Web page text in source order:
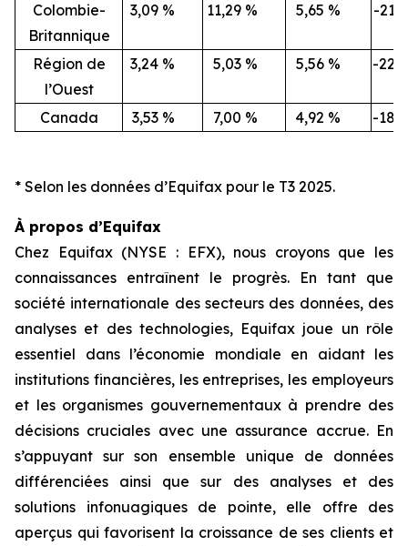
Colombie-
Britannique
3,09 % 11,29 % 5,65 % -
Région de
l’Ouest
3,24 % 5,03 % 5,56 % -
Canada 3,53 % 7,00 % 4,92 % -
* Selon les données d’Equifax pour le T3 2025.
À propos d’Equifax
Chez Equifax (NYSE : EFX), nous croyons que les
connaissances entraînent le progrès. En tant que
société internationale des secteurs des données, des
analyses et des technologies, Equifax joue un rôle
essentiel dans l’économie mondiale en aidant les
institutions financières, les entreprises, les employeurs
et les organismes gouvernementaux à prendre des
décisions cruciales avec une assurance accrue. En
s’appuyant sur son ensemble unique de données
différenciées ainsi que sur des analyses et des
solutions infonuagiques de pointe, elle offre des
aperçus qui favorisent la croissance de ses clients et